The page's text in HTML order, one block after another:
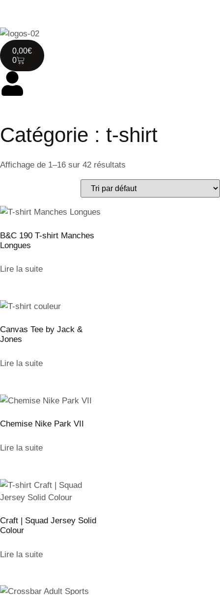
0,00€
0
Catégorie : t-shirt
Affichage de 1–16 sur 42 résultats
B&C 190 T-shirt Manches
Longues
Lire la suite
Canvas Tee by Jack &
Jones
Lire la suite
Chemise Nike Park VII
Lire la suite
Craft | Squad Jersey Solid
Colour
Lire la suite